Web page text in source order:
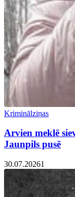
Kriminālziņas
Arvien meklē
Jaunpils pusē
30.07.20261